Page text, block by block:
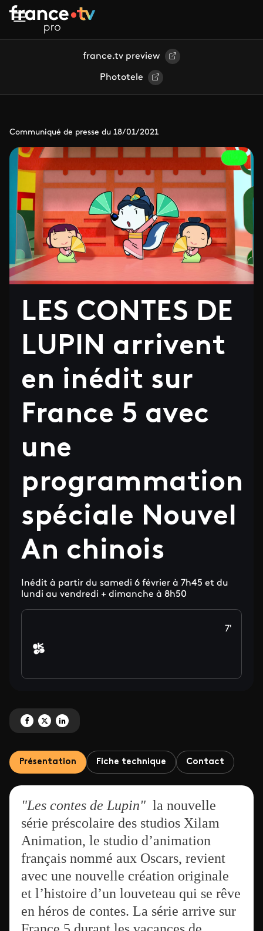
Aller au contenu principal
france.tv preview
Phototele
Communiqué de presse du 18/01/2021
LES CONTES DE
LUPIN arrivent
en inédit sur
France 5 avec
une
programmation
spéciale Nouvel
An chinois
Inédit à partir du samedi 6 février à 7h45 et du
lundi au vendredi + dimanche à 8h50
7'
Partagez 'LES CONTES DE LUPIN arrivent en inédit sur France 5 avec une
Partagez 'LES CONTES DE LUPIN arrivent en inédit sur France 5
Partagez 'LES CONTES DE LUPIN arrivent en inédit sur France
Présentation Fiche technique Contact
"Les contes de Lupin" la nouvelle
série préscolaire des studios Xilam
Animation, le studio d’animation
français nommé aux Oscars, revient
avec une nouvelle création originale
et l’histoire d’un louveteau qui se rêve
en héros de contes. La série arrive sur